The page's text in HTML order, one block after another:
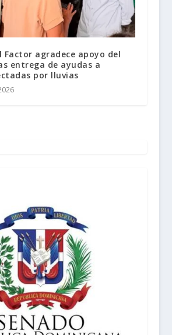
Factor agradece apoyo del
entrega de ayudas a
por lluvias